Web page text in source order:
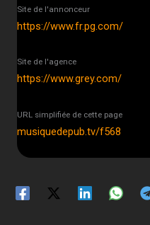
Site de l'annonceur
https://www.fr.pg.com/
Site de l'agence
https://www.grey.com/
URL simplifiée de cette page
musiquedepub.tv/f568